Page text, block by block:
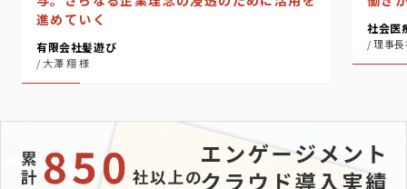
進めていく
有限会社髪遊び
/ 大澤 翔 様
社会医
/ 理事